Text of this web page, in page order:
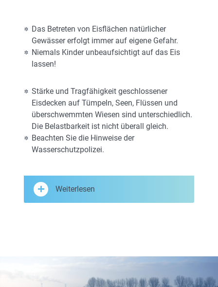
Das Betreten von Eisflächen natürlicher
Gewässer erfolgt immer auf eigene Gefahr.
Niemals Kinder unbeaufsichtigt auf das Eis
lassen!
Stärke und Tragfähigkeit geschlossener
Eisdecken auf Tümpeln, Seen, Flüssen und
überschwemmten Wiesen sind unterschiedlich.
Die Belastbarkeit ist nicht überall gleich.
Beachten Sie die Hinweise der
Wasserschutzpolizei.
Weiterlesen